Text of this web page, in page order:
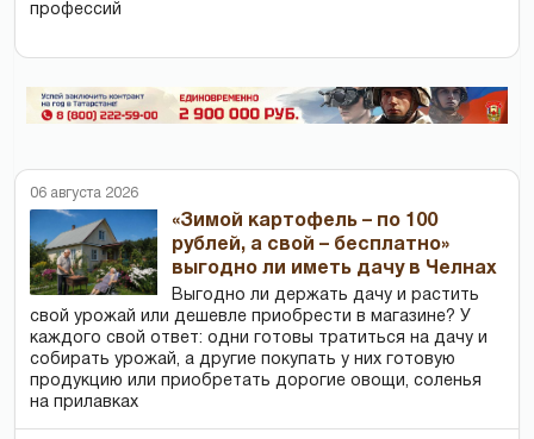
профессий
06 августа 2026
«Зимой картофель – по 100
рублей, а свой – бесплатно»
выгодно ли иметь дачу в Челнах
Выгодно ли держать дачу и растить
свой урожай или дешевле приобрести в магазине? У
каждого свой ответ: одни готовы тратиться на дачу и
собирать урожай, а другие покупать у них готовую
продукцию или приобретать дорогие овощи, соленья
на прилавках